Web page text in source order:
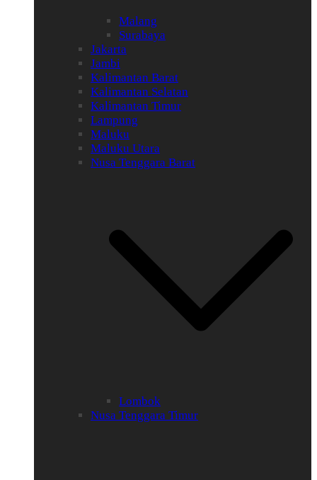
Malang
Surabaya
Jakarta
Jambi
Kalimantan Barat
Kalimantan Selatan
Kalimantan Timur
Lampung
Maluku
Maluku Utara
Nusa Tenggara Barat
Lombok
Nusa Tenggara Timur